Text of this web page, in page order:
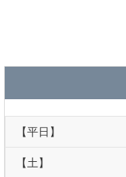
【平日】
【土】